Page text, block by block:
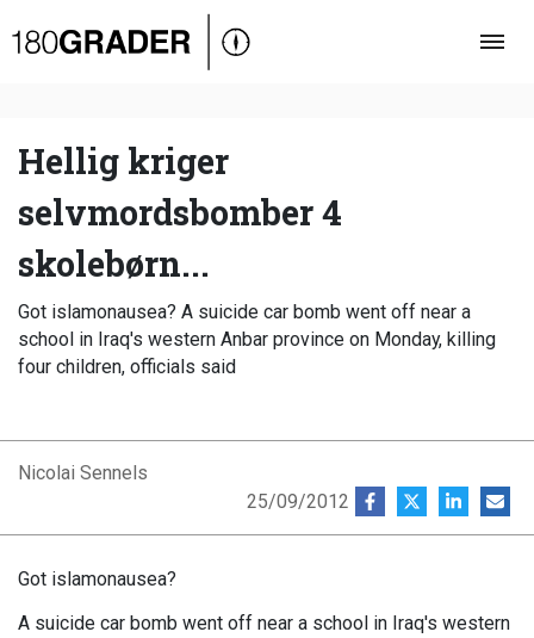
Oversigt
Debat
Video
Podcast
Hellig kriger
selvmordsbomber 4
skolebørn...
Got islamonausea? A suicide car bomb went off near a
school in Iraq's western Anbar province on Monday, killing
four children, officials said
Nicolai Sennels
25/09/2012
Got islamonausea?
A suicide car bomb went off near a school in Iraq's western